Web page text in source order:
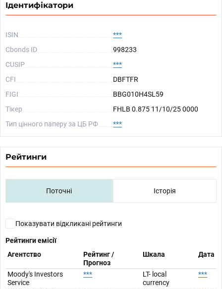
Ідентифікатори
ISIN
***
Cbonds ID
998233
CUSIP
***
CFI
DBFTFR
FIGI
BBG010H4SL59
Тікер
FHLB 0.875 11/10/25 0000
Тип цінного паперу за ЦБ РФ
***
Рейтинги
Поточні Історія
Показувати відкликані рейтинги
Рейтинги емісії
Агентство
Рейтинг /
Прогноз
Шкала Дата
Moody's Investors
Service
***
LT- local
currency
***